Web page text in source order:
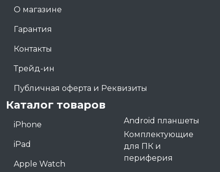
О магазине
Гарантия
Контакты
Трейд-ин
Публичная оферта и Реквизиты
Каталог товаров
iPhone
iPad
Apple Watch
Android планшеты
Комплектующие
для ПК и
периферия